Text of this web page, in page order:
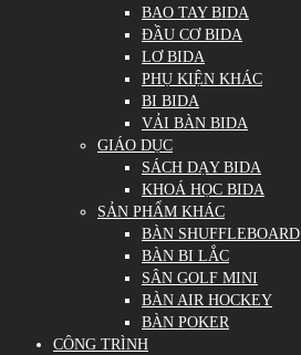
BAO TAY BIDA
ĐẦU CƠ BIDA
LƠ BIDA
PHỤ KIỆN KHÁC
BI BIDA
VẢI BÀN BIDA
GIÁO DỤC
SÁCH DẠY BIDA
KHOÁ HỌC BIDA
SẢN PHẨM KHÁC
BÀN SHUFFLEBOARD
BÀN BI LẮC
SÂN GOLF MINI
BÀN AIR HOCKEY
BÀN POKER
CÔNG TRÌNH